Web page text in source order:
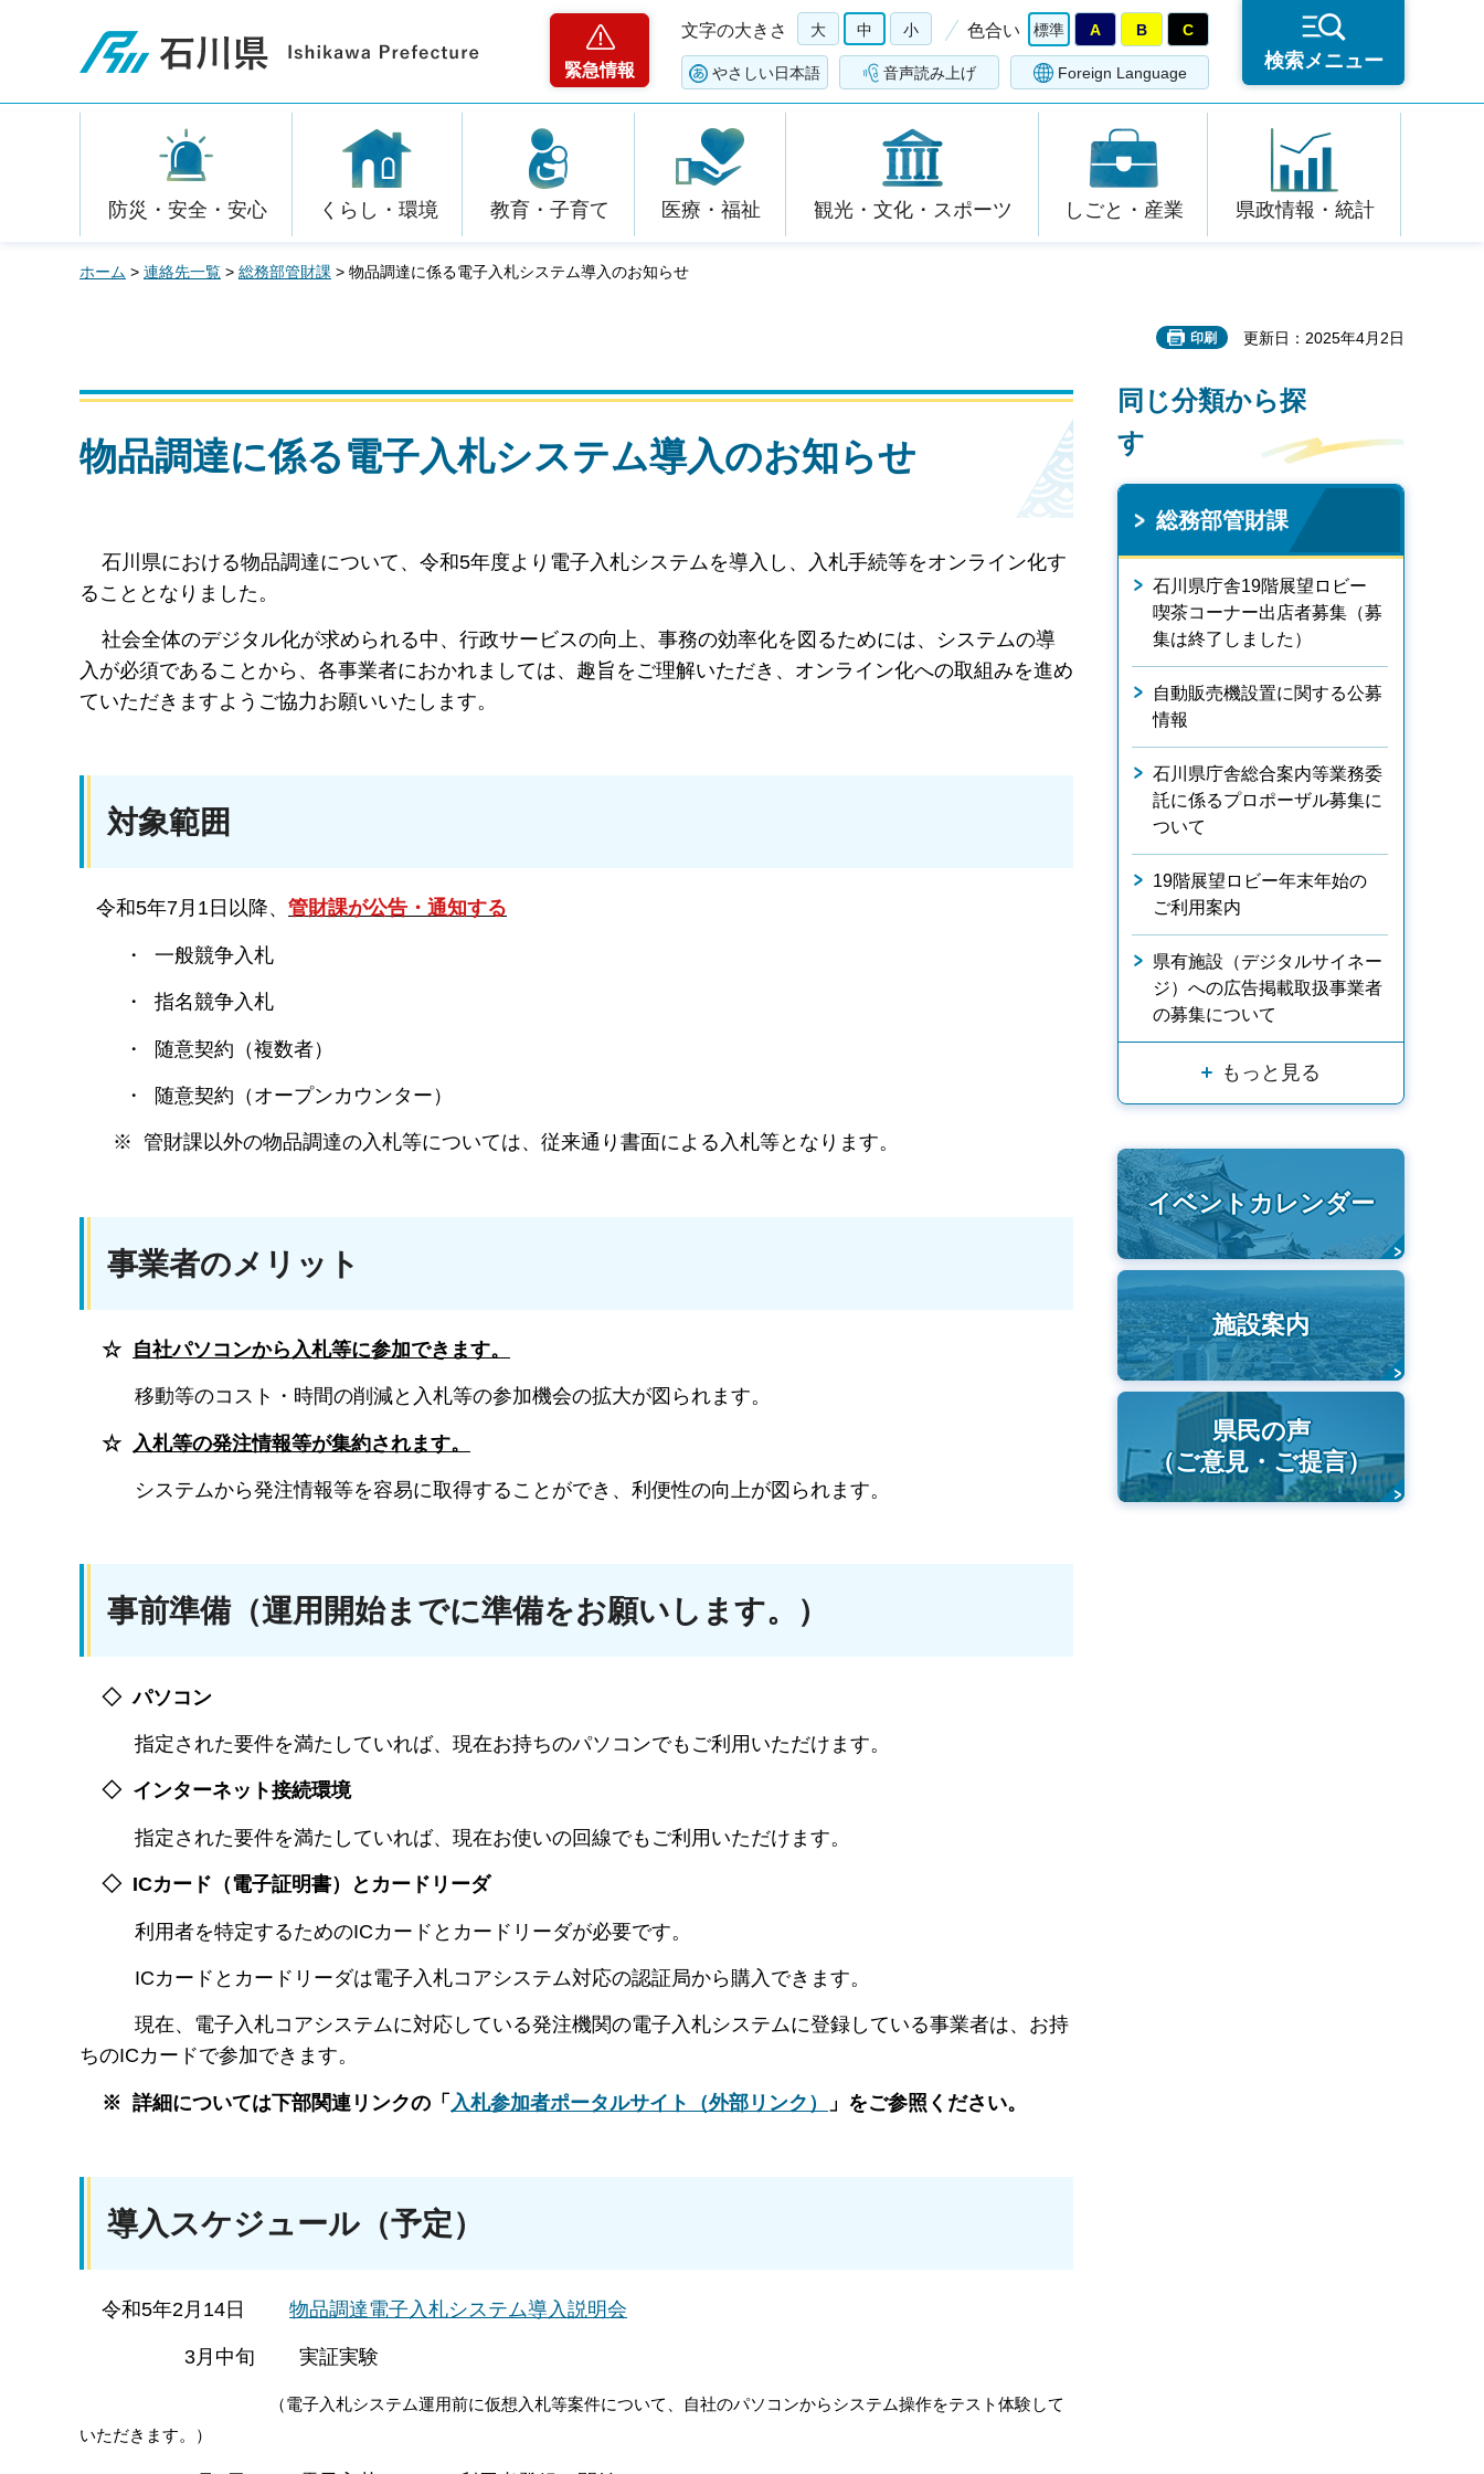
石川県
緊急情報
文字の大きさ 大 中 小 色合い 標準 A B C
やさしい日本語 音声読み上げ Foreign Language
検索メニュー
防災・安全・安心 くらし・環境 教育・子育て 医療・福祉 観光・文化・スポーツ しごと・産業 県政情報・統計
ホーム > 連絡先一覧 > 総務部管財課 > 物品調達に係る電子入札システム導入のお知らせ
印刷 更新日：2025年4月2日
物品調達に係る電子入札システム導入のお知らせ
石川県における物品調達について、令和5年度より電子入札システムを導入し、入札手続等をオンライン化す
ることとなりました。
社会全体のデジタル化が求められる中、行政サービスの向上、事務の効率化を図るためには、システムの導
入が必須であることから、各事業者におかれましては、趣旨をご理解いただき、オンライン化への取組みを進め
ていただきますようご協力お願いいたします。
対象範囲
令和5年7月1日以降、 管財課が公告・通知する
・ 一般競争入札
・ 指名競争入札
・ 随意契約（複数者）
・ 随意契約（オープンカウンター）
※ 管財課以外の物品調達の入札等については、従来通り書面による入札等となります。
事業者のメリット
☆ 自社パソコンから入札等に参加できます。
移動等のコスト・時間の削減と入札等の参加機会の拡大が図られます。
☆ 入札等の発注情報等が集約されます。
システムから発注情報等を容易に取得することができ、利便性の向上が図られます。
事前準備（運用開始までに準備をお願いします。）
◇ パソコン
指定された要件を満たしていれば、現在お持ちのパソコンでもご利用いただけます。
◇ インターネット接続環境
指定された要件を満たしていれば、現在お使いの回線でもご利用いただけます。
◇ ICカード（電子証明書）とカードリーダ
利用者を特定するためのICカードとカードリーダが必要です。
ICカードとカードリーダは電子入札コアシステム対応の認証局から購入できます。
現在、電子入札コアシステムに対応している発注機関の電子入札システムに登録している事業者は、お持
ちのICカードで参加できます。
※ 詳細については下部関連リンクの「 入札参加者ポータルサイト（外部リンク） 」をご参照ください。
導入スケジュール（予定）
令和5年2月14日 物品調達電子入札システム導入説明会
3月中旬 実証実験
（電子入札システム運用前に仮想入札等案件について、自社のパソコンからシステム操作をテスト体験して
いただきます。）
同じ分類から探
す
総務部管財課
石川県庁舎19階展望ロビー
喫茶コーナー出店者募集（募
集は終了しました）
自動販売機設置に関する公募
情報
石川県庁舎総合案内等業務委
託に係るプロポーザル募集に
ついて
19階展望ロビー年末年始の
ご利用案内
県有施設（デジタルサイネー
ジ）への広告掲載取扱事業者
の募集について
もっと見る
イベントカレンダー
施設案内
県民の声
（ご意見・ご提言）